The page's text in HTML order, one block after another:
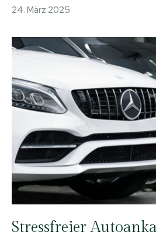
24. März 2025
Stressfreier